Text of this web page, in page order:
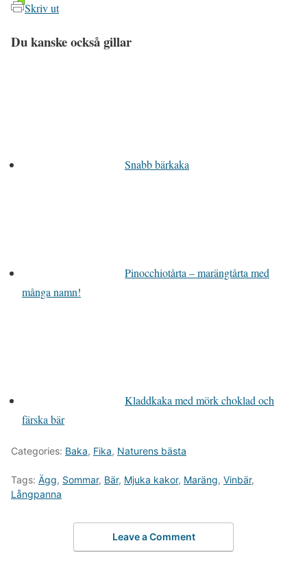
Skriv ut
Du kanske också gillar
Snabb bärkaka
Pinocchiotårta – marängtårta med
många namn!
Kladdkaka med mörk choklad och
färska bär
Categories: Baka, Fika, Naturens bästa
Tags: Ägg, Sommar, Bär, Mjuka kakor, Maräng, Vinbär,
Långpanna
Leave a Comment